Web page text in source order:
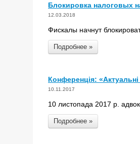
Блокировка налоговых
12.03.2018
Фискалы начнут
Подробнее »
Конференція:
10.11.2017
10 листопада 2017 р.
Подробнее »